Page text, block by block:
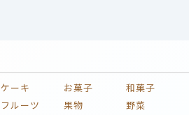
ケーキ お菓子
和菓子
フルーツ 果物
野菜